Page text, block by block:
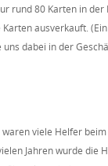
rund 80 Karten in der
ausverkauft.
uns dabei in der
viele Helfer
Jahren wurde die